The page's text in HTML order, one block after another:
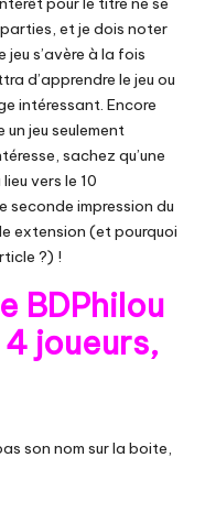
et je dois noter
jeu s’avère à la fois
d’apprendre le jeu ou
intéressant. Encore
un jeu seulement
sachez qu’une
vers le 10
seconde impression du
extension (et pourquoi
?) !
BDPhilou
joueurs,
son nom sur la boite,